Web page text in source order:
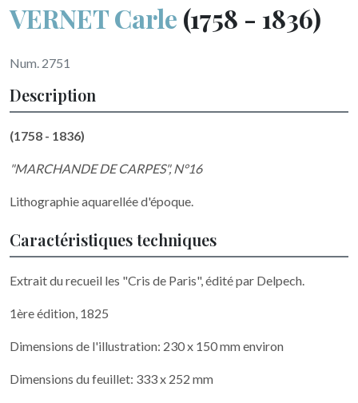
VERNET Carle (1758 - 1836)
Num. 2751
Description
(1758 - 1836)
"MARCHANDE DE CARPES", N°16
Lithographie aquarellée d'époque.
Caractéristiques techniques
Extrait du recueil les "Cris de Paris", édité par Delpech.
1ère édition, 1825
Dimensions de l'illustration: 230 x 150 mm environ
Dimensions du feuillet: 333 x 252 mm